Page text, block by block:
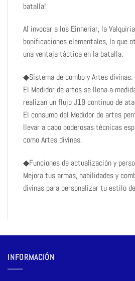
batalla!
Al invocar a los Einheriar, la
bonificaciones elementales, lo que
una ventaja táctica en la batalla.
◆Sistema de combo y Artes divinas:
El Medidor de artes se llena a
realizan un flujo J19 continuo de
El consumo del Medidor de artes
llevar a cabo poderosas técnicas
como Artes divinas.
◆Funciones de actualización y
Mejora tus armas, habilidades y
divinas para personalizar tu estilo
INFORMACIÓN